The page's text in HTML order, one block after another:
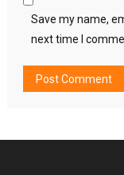
Save my name,
next time I